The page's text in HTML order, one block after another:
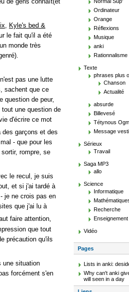
Kyle's bed &
le fait qu'il a été
monde très
pas une lutte
sachent que ce
question de peur,
une question de
d'écrire ce mot
des garçons et des
- que pour les
rompre, se
le recul, je suis
et si j'ai tardé à
je ne crois pas en
que j'ai lu à
faire attention,
que tout
précaution qu'ils
une situation
forcément s'en
Ordinateur
Orange
Réflexions
Musique
anki
Rationnalisme
Texte
phrases plus
Chanson
Actualité
absurde
Billevesé
Tétynous
Message
Sérieux
Travail
Saga MP3
allo
Science
Informatique
Recherche
Enseignement
Vidéo
Pages
Lists in anki:
Why can't anki
will seen in a day